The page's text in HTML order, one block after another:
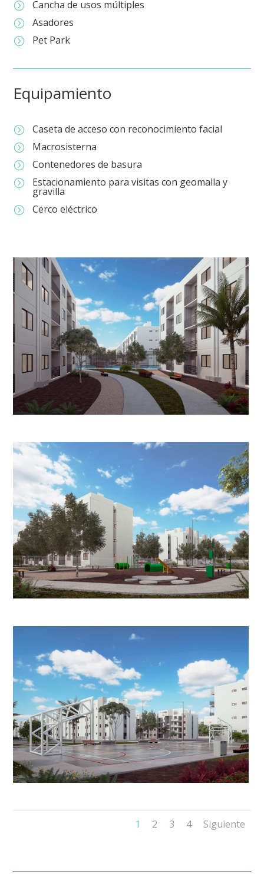
= Cancha de usos múltiples
= Asadores
= Pet Park
Equipamiento
= Caseta de acceso con reconocimiento facial
= Macrosisterna
= Contenedores de basura
= Estacionamiento para visitas con geomalla y
gravilla
= Cerco eléctrico
1 2 3 4 Siguiente